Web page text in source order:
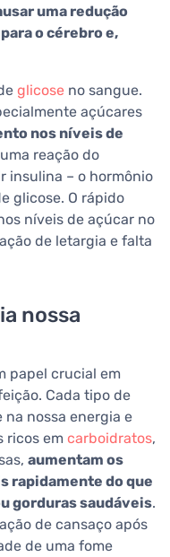
uma redução
o cérebro e,
glicose no sangue.
açúcares
nos níveis de
reação do
insulina – o hormônio
glicose. O rápido
níveis de açúcar no
de letargia e falta
nossa
papel crucial em
Cada tipo de
nossa energia e
ricos em carboidratos,
aumentam os
rapidamente do que
gorduras saudáveis.
de cansaço após
de uma fome